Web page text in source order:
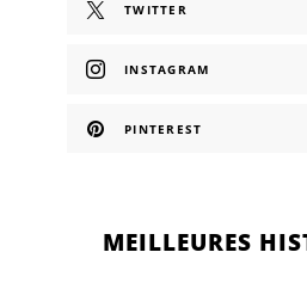
TWITTER
INSTAGRAM
PINTEREST
MEILLEURES